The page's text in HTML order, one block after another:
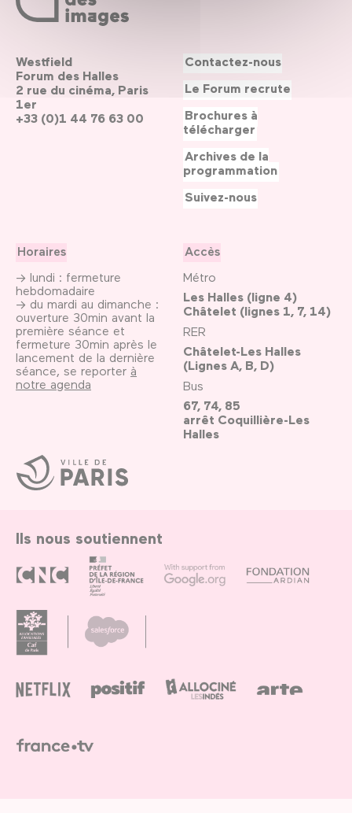
Ville
de
Paris
Westfield
Forum des Halles
2 rue du cinéma, Paris
1er
+33 (0)1 44 76 63 00
Horaires
→ lundi : fermeture
hebdomadaire
→ du mardi au dimanche :
ouverture 30min avant la
première séance et
fermeture 30min après le
lancement de la dernière
séance, se reporter à
notre agenda
Accès
Métro
Les Halles (ligne 4)
Châtelet (lignes 1, 7, 14)
RER
Châtelet-Les Halles
(Lignes A, B, D)
Bus
67, 74, 85
arrêt Coquillière-Les
Halles
Contactez-nous
Le Forum recrute
Brochures à
télécharger
Archives de la
programmation
Suivez-nous
Ils nous soutiennent